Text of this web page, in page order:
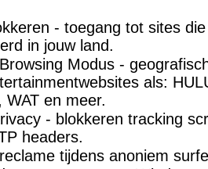
- toegang tot sites
in jouw land.
Modus -
als:
en meer.
- blokkeren tracking
headers.
tijdens anoniem